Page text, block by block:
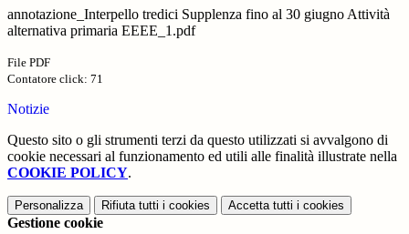
annotazione_Interpello tredici Supplenza fino al 30 giugno Attività
alternativa primaria EEEE_1.pdf
File PDF
Contatore click: 71
Notizie
Questo sito o gli strumenti terzi da questo utilizzati si avvalgono di
cookie necessari al funzionamento ed utili alle finalità illustrate nella
COOKIE POLICY.
Personalizza Rifiuta tutti i cookies Accetta tutti i cookies
Gestione cookie